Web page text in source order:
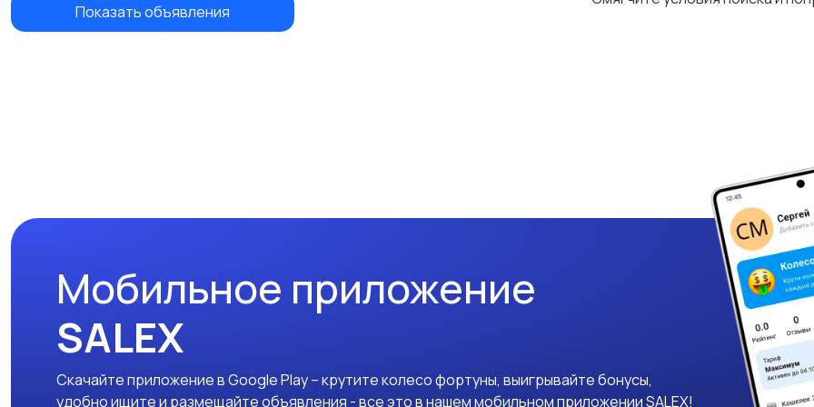
Показать объявления
Мобильное приложение
SALEX
Скачайте приложение в Google Play – крутите колесо фортуны, выигрывайте бонусы,
удобно ищите и размещайте объявления - все это в нашем мобильном приложении SALEX!